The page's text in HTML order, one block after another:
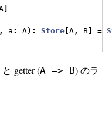
, a : A): Store [A, B =
と getter (A => B) のラ